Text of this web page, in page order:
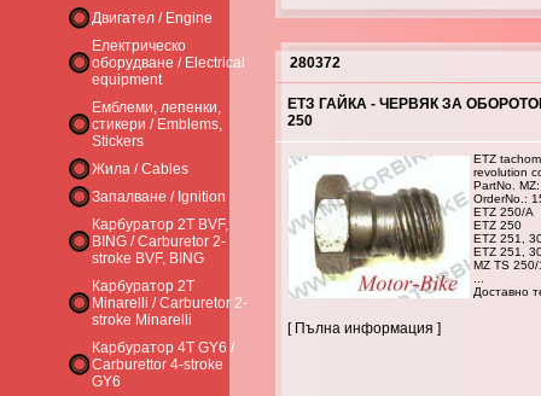
Двигател / Engine
Електрическо
оборудване / Electrical
equipment
Емблеми, лепенки,
стикери / Emblems,
Stickers
Жила / Cables
Запалване / Ignition
Карбуратор 2T BVF,
BING / Carburetor 2-
stroke BVF, BING
Карбуратор 2T
Minarelli / Carburetor 2-
stroke Minarelli
Карбуратор 4T GY6 /
Carburettor 4-stroke
GY6
280372
ЕТЗ ГАЙКА - ЧЕРВЯК ЗА
250
ETZ
revolution
PartNo.
OrderNo.:
ETZ 250/A
ETZ 250
ETZ 251,
ETZ 251,
MZ TS 250/
Доставно
[ Пълна информация ]